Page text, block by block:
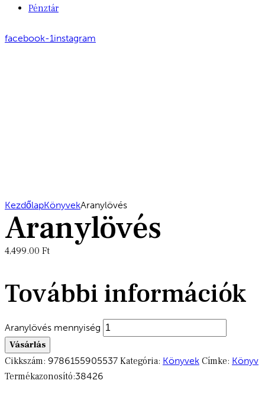
Pénztár
facebook-1instagram
KezdőlapKönyvekAranylövés
Aranylövés
4,499.00 Ft
További információk
Aranylövés mennyiség
Vásárlás
Cikkszám: 9786155905537 Kategória: Könyvek Címke: Könyv
Termékazonosító:38426